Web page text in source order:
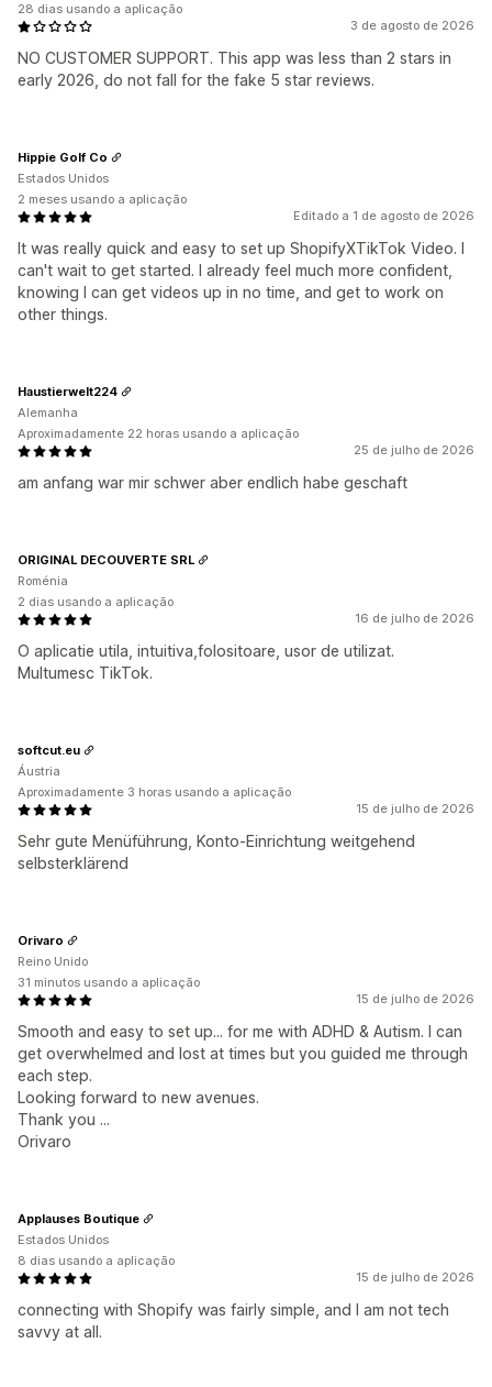
3 de agosto de 2026
NO CUSTOMER SUPPORT. This app was less than 2 stars in
early 2026, do not fall for the fake 5 star reviews.
28 dias usando a aplicação
Editado a 1 de agosto de 2026
It was really quick and easy to set up ShopifyXTikTok Video. I
can't wait to get started. I already feel much more confident,
knowing I can get videos up in no time, and get to work on
other things.
Hippie Golf Co
Estados Unidos
2 meses usando a aplicação
25 de julho de 2026
am anfang war mir schwer aber endlich habe geschaft
Haustierwelt224
Alemanha
Aproximadamente 22 horas usando a aplicação
16 de julho de 2026
O aplicatie utila, intuitiva,folositoare, usor de utilizat.
Multumesc TikTok.
ORIGINAL DECOUVERTE SRL
Roménia
2 dias usando a aplicação
15 de julho de 2026
Sehr gute Menüführung, Konto-Einrichtung weitgehend
selbsterklärend
softcut.eu
Áustria
Aproximadamente 3 horas usando a aplicação
15 de julho de 2026
Smooth and easy to set up... for me with ADHD & Autism. I can
get overwhelmed and lost at times but you guided me through
each step.
Looking forward to new avenues.
Thank you ...
Orivaro
Orivaro
Reino Unido
31 minutos usando a aplicação
15 de julho de 2026
connecting with Shopify was fairly simple, and I am not tech
savvy at all.
Applauses Boutique
Estados Unidos
8 dias usando a aplicação